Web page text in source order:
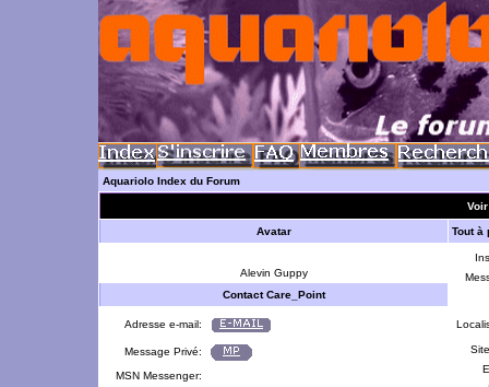
Aquariolo Index du Forum
Avatar Tout à
Alevin Guppy
Contact Care_Point
Adresse e-mail:
Message Privé:
MSN Messenger: